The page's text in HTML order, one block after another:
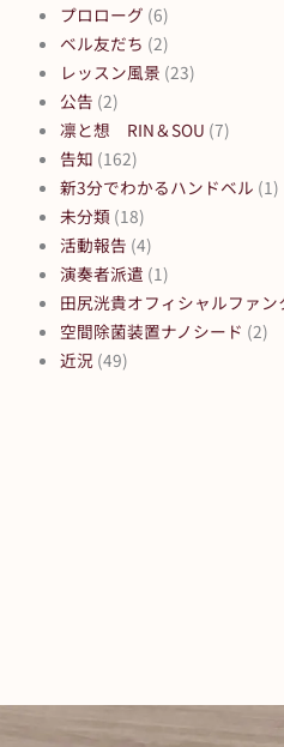
プロローグ (6)
ベル友だち (2)
レッスン風景 (23)
公告 (2)
凛と想 RIN＆SOU (7)
告知 (162)
新3分でわかるハンドベル (1)
未分類 (18)
活動報告 (4)
演奏者派遣 (1)
田尻洸貴オフィシャルファン
空間除菌装置ナノシード (2)
近況 (49)